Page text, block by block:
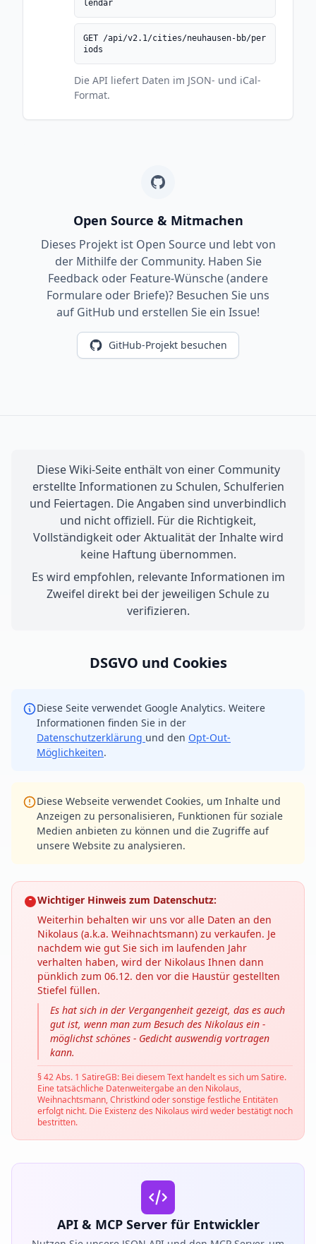
lendar
GET /api/v2.1/cities/neuhausen-bb/per
iods
Die API liefert Daten im JSON- und iCal-
Format.
Open Source & Mitmachen
Dieses Projekt ist Open Source und lebt von
der Mithilfe der Community. Haben Sie
Feedback oder Feature-Wünsche (andere
Formulare oder Briefe)? Besuchen Sie uns
auf GitHub und erstellen Sie ein Issue!
GitHub-Projekt besuchen
Diese Wiki-Seite enthält von einer Community
erstellte Informationen zu Schulen, Schulferien
und Feiertagen. Die Angaben sind unverbindlich
und nicht offiziell. Für die Richtigkeit,
Vollständigkeit oder Aktualität der Inhalte wird
keine Haftung übernommen.
Es wird empfohlen, relevante Informationen im
Zweifel direkt bei der jeweiligen Schule zu
verifizieren.
DSGVO und Cookies
Diese Seite verwendet Google Analytics. Weitere
Informationen finden Sie in der
Datenschutzerklärung und den Opt-Out-
Möglichkeiten.
Diese Webseite verwendet Cookies, um Inhalte und
Anzeigen zu personalisieren, Funktionen für soziale
Medien anbieten zu können und die Zugriffe auf
unsere Website zu analysieren.
Wichtiger Hinweis zum Datenschutz:
Weiterhin behalten wir uns vor alle Daten an den
Nikolaus (a.k.a. Weihnachtsmann) zu verkaufen. Je
nachdem wie gut Sie sich im laufenden Jahr
verhalten haben, wird der Nikolaus Ihnen dann
pünklich zum 06.12. den vor die Haustür gestellten
Stiefel füllen.
Es hat sich in der Vergangenheit gezeigt, das es auch
gut ist, wenn man zum Besuch des Nikolaus ein -
möglichst schönes - Gedicht auswendig vortragen
kann.
§ 42 Abs. 1 SatireGB: Bei diesem Text handelt es sich um Satire.
Eine tatsächliche Datenweitergabe an den Nikolaus,
Weihnachtsmann, Christkind oder sonstige festliche Entitäten
erfolgt nicht. Die Existenz des Nikolaus wird weder bestätigt noch
bestritten.
API & MCP Server für Entwickler